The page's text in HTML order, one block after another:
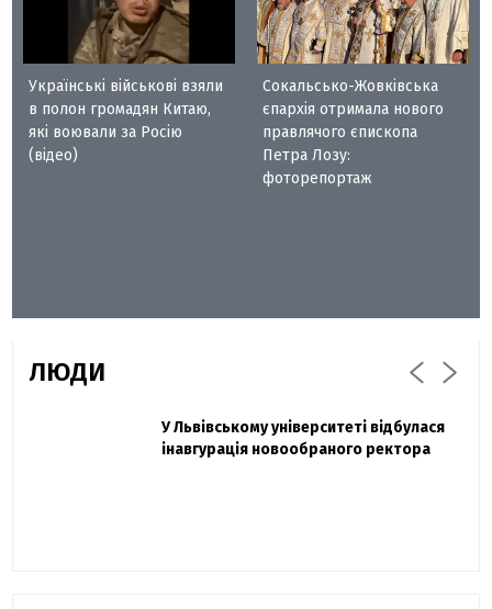
Українські військові взяли
в полон громадян Китаю,
які воювали за Росію
(відео)
Сокальсько-Жовківська
єпархія отримала нового
правлячого єпископа
Петра Лозу:
фоторепортаж
ЛЮДИ
Павло Дак
«Час не лікує, лише притуплює біль»:
Захисник "Азовсталі" Діанов вдруге
одружився та показав фото з весілля
У Львівському університеті відбулася
інавгурація новообраного ректора